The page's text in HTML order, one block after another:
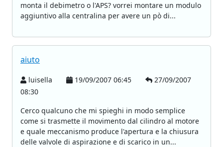
monta il debimetro o l'APS? vorrei montare un modulo
aggiuntivo alla centralina per avere un pò di...
aiuto
luisella 19/09/2007 06:45
27/09/2007
08:30
Cerco qualcuno che mi spieghi in modo semplice
come si trasmette il movimento dal cilindro al motore
e quale meccanismo produce l'apertura e la chiusura
delle valvole di aspirazione e di scarico in un...